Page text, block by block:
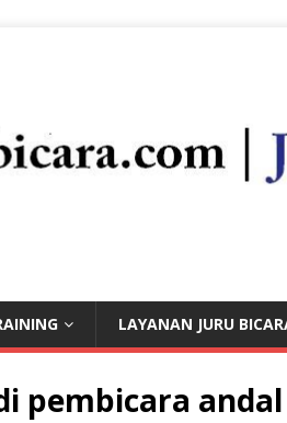
LAYANAN JURU
pembicara andal